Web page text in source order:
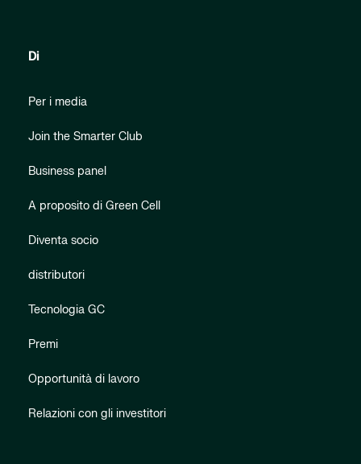
Di
Per i media
Join the Smarter Club
Business panel
A proposito di Green Cell
Diventa socio
distributori
Tecnologia GC
Premi
Opportunità di lavoro
Relazioni con gli investitori